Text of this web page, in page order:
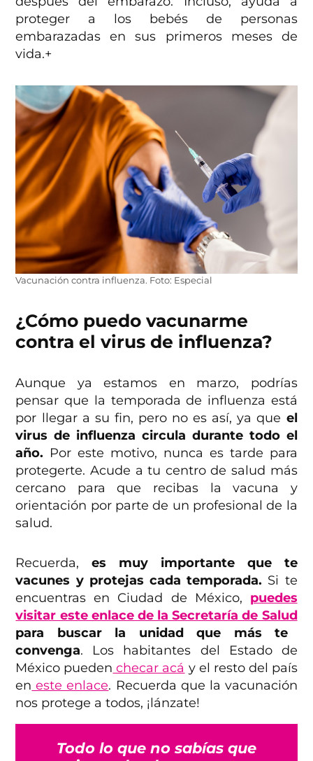
proteger a los bebés de personas
embarazadas en sus primeros meses de
vida.+
Vacunación contra influenza. Foto: Especial
¿Cómo puedo vacunarme
contra el virus de influenza?
Aunque ya estamos en marzo, podrías
pensar que la temporada de influenza está
por llegar a su fin, pero no es así, ya que el
virus de influenza circula durante todo el
año. Por este motivo, nunca es tarde para
protegerte. Acude a tu centro de salud más
cercano para que recibas la vacuna y
orientación por parte de un profesional de la
salud.
Recuerda,es muy importante que te
vacunes y protejas cada temporada. Si te
encuentras en Ciudad de México, puedes
visitar este enlace de la Secretaría de Salud
para buscar la unidad que más te
convenga. Los habitantes del Estado de
México pueden checar acá y el resto del país
en este enlace. Recuerda que la vacunación
nos protege a todos, ¡lánzate!
Todo lo que no sabías que